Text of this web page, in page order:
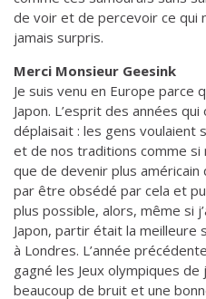
de voir et de percevoir ce qui
jamais surpris.
Merci Monsieur Geesink
Je suis venu en Europe parce
Japon. L’esprit des années
déplaisait : les gens voulaient
et de nos traditions comme si
que de devenir plus américain
par être obsédé par cela et
plus possible, alors, même si
Japon, partir était la meilleure
à Londres. L’année
gagné les Jeux olympiques
beaucoup de bruit et une